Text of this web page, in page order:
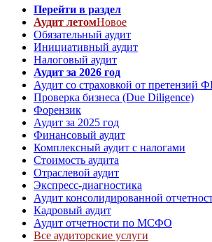
Перейти в раздел
Аудит летомНовое
Обязательный аудит
Инициативный аудит
Налоговый аудит
Аудит за 2026 год
Аудит со страховкой от претензий
Проверка бизнеса (Due Diligence)
Форензик
Аудит за 2025 год
Финансовый аудит
Комплексный аудит с налогами
Стоимость аудита
Отраслевой аудит
Экспресс-диагностика
Аудит консолидированной
Кадровый аудит
Аудит отчетности по МСФО
Все аудиторские услуги